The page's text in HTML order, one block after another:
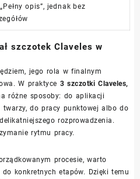
opis”, jednak bez
szczotek Claveles w
jego rola w finalnym
W praktyce 3 szczotki Claveles,
różne sposoby: do aplikacji
do pracy punktowej albo do
rozprowadzenia.
rytmu pracy.
procesie, warto
konkretnych etapów. Dzięki temu